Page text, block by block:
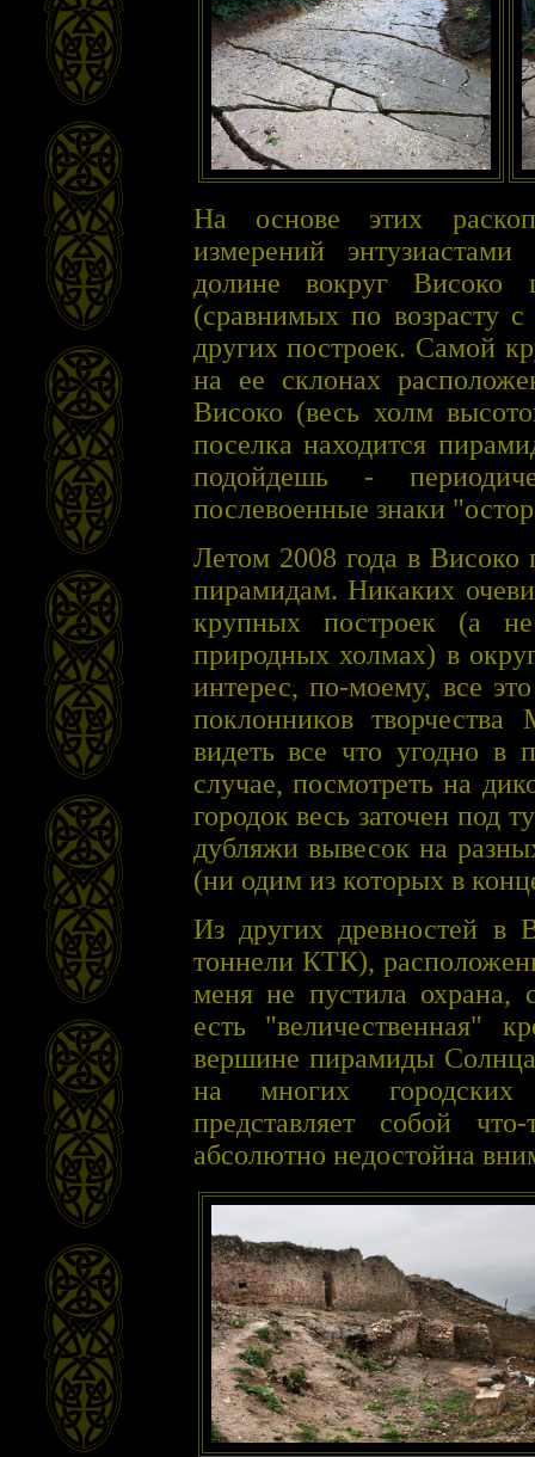
На основе этих
измерений
долине вокруг Високо
(сравнимых по возрасту
других построек. Самой
на ее склонах
Високо (весь холм
поселка находится
подойдешь -
послевоенные знаки
Летом 2008 года в
пирамидам. Никаких
крупных построек (а
природных холмах) в
интерес, по-моему, все
поклонников
видеть все что угодно в
случае, посмотреть на
городок весь заточен под
дубляжи вывесок на
(ни одим из которых в
Из других древностей в
тоннели КТК),
меня не пустила охрана,
есть "величественная"
вершине пирамиды
на многих городских
представляет собой
абсолютно недостойна